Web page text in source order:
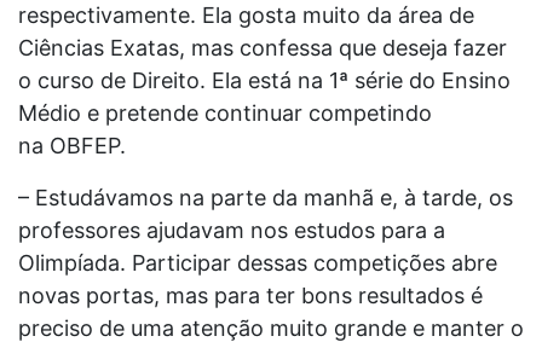
respectivamente. Ela gosta muito da área de
Ciências Exatas, mas confessa que deseja fazer
o curso de Direito. Ela está na 1ª série do Ensino
Médio e pretende continuar competindo
na OBFEP.
– Estudávamos na parte da manhã e, à tarde, os
professores ajudavam nos estudos para a
Olimpíada. Participar dessas competições abre
novas portas, mas para ter bons resultados é
preciso de uma atenção muito grande e manter o